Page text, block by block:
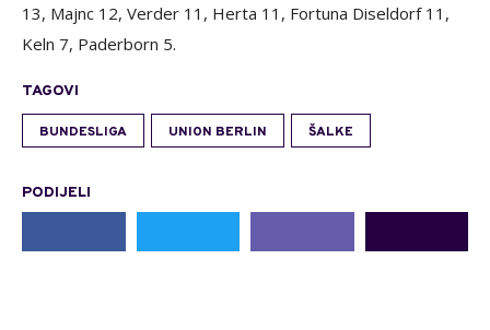
13, Majnc 12, Verder 11, Herta 11, Fortuna Diseldorf 11,
Keln 7, Paderborn 5.
TAGOVI
BUNDESLIGA UNION BERLIN ŠALKE
PODIJELI